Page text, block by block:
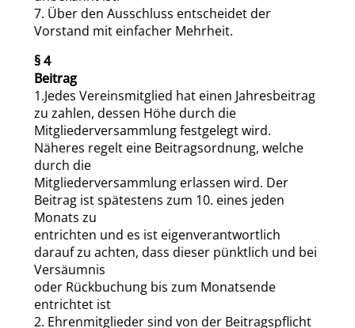
7. Über den Ausschluss entscheidet der
Vorstand mit einfacher Mehrheit.
§ 4
Beitrag
1.Jedes Vereinsmitglied hat einen Jahresbeitrag
zu zahlen, dessen Höhe durch die
Mitgliederversammlung festgelegt wird.
Näheres regelt eine Beitragsordnung, welche
durch die
Mitgliederversammlung erlassen wird. Der
Beitrag ist spätestens zum 10. eines jeden
Monats zu
entrichten und es ist eigenverantwortlich
darauf zu achten, dass dieser pünktlich und bei
Versäumnis
oder Rückbuchung bis zum Monatsende
entrichtet ist
2. Ehrenmitglieder sind von der Beitragspflicht